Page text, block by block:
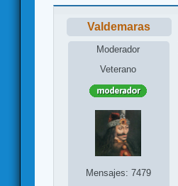
Valdemaras
Moderador
Veterano
Mensajes: 7479